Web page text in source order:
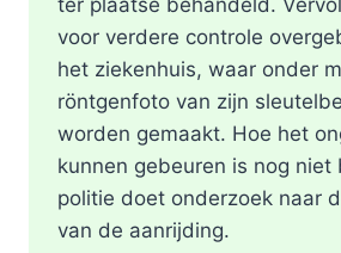
ter plaatse behandeld.
voor verdere controle
het ziekenhuis, waar onder
röntgenfoto van zijn
worden gemaakt. Hoe het
kunnen gebeuren is nog niet
politie doet onderzoek naar
van de aanrijding.